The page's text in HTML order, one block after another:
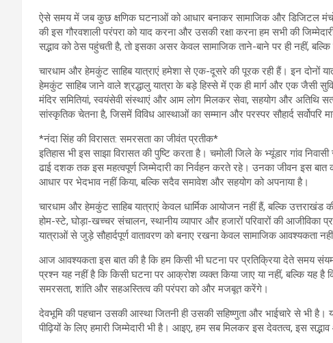
ऐसे समय में जब कुछ क्षणिक घटनाओं को आधार बनाकर सामाजिक और डिजिटल मंचों
की इस गौरवशाली परंपरा को याद करना और उसकी रक्षा करना हम सभी की
सद्भाव को ठेस पहुंचती है, तो इसका असर केवल सामाजिक ताने-बाने पर ही नहीं,
चारधाम और हेमकुंट साहिब यात्राएं हमेशा से एक-दूसरे की पूरक रही हैं। इन दोनों
हेमकुंट साहिब जाने वाले श्रद्धालु यात्रा के बड़े हिस्से में एक ही मार्ग और एक जैसी
मंदिर समितियां, स्वयंसेवी संस्थाएं और आम लोग मिलकर सेवा, सहयोग और अतिथि
सांस्कृतिक चेतना है, जिसमें विविध आस्थाओं का सम्मान और परस्पर सौहार्द सर्वोपरि
*नंदा सिंह की विरासत: समरसता का जीवंत प्रतीक*
इतिहास भी इस साझा विरासत की पुष्टि करता है। चमोली जिले के भ्यूंडार गांव
ढाई दशक तक इस महत्वपूर्ण जिम्मेदारी का निर्वहन करते रहे। उनका जीवन इस
आधार पर भेदभाव नहीं किया, बल्कि सदैव समावेश और सहयोग को अपनाया है।
चारधाम और हेमकुंट साहिब यात्राएं केवल धार्मिक आयोजन नहीं हैं, बल्कि उत्तराखंड
होम-स्टे, घोड़ा-खच्चर संचालन, स्थानीय व्यापार और हजारों परिवारों की
यात्राओं से जुड़े सौहार्दपूर्ण वातावरण को बनाए रखना केवल सामाजिक आवश्यकता
आज आवश्यकता इस बात की है कि हम किसी भी घटना पर प्रतिक्रिया देते समय
प्रश्न यह नहीं है कि किसी घटना पर आक्रोश व्यक्त किया जाए या नहीं, बल्कि यह है
समरसता, शांति और सहअस्तित्व की परंपरा को और मजबूत करेंगे।
देवभूमि की पहचान उसकी आस्था जितनी ही उसकी सहिष्णुता और भाईचारे से भी है।
पीढ़ियों के लिए हमारी जिम्मेदारी भी है। आइए, हम सब मिलकर इस देवतत्व, इस